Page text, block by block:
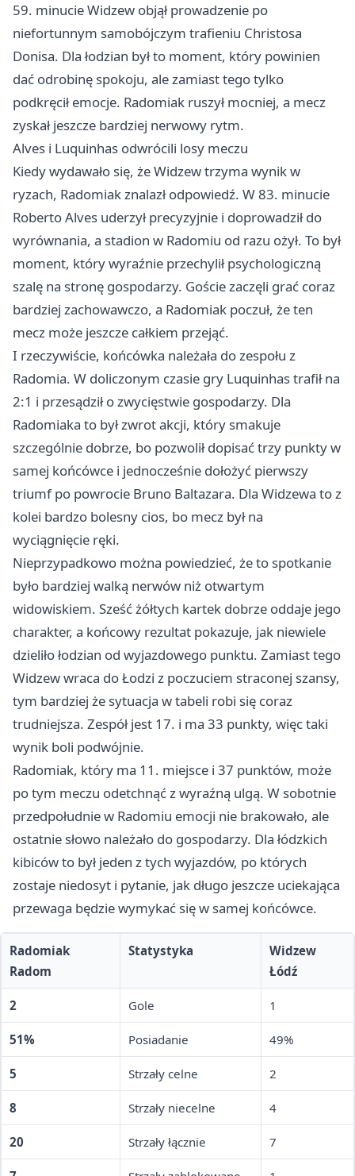
59. minucie Widzew objął prowadzenie po
niefortunnym samobójczym trafieniu Christosa
Donisa. Dla łodzian był to moment, który powinien
dać odrobinę spokoju, ale zamiast tego tylko
podkręcił emocje. Radomiak ruszył mocniej, a mecz
zyskał jeszcze bardziej nerwowy rytm.
Alves i Luquinhas odwrócili losy meczu
Kiedy wydawało się, że Widzew trzyma wynik w
ryzach, Radomiak znalazł odpowiedź. W 83. minucie
Roberto Alves uderzył precyzyjnie i doprowadził do
wyrównania, a stadion w Radomiu od razu ożył. To był
moment, który wyraźnie przechylił psychologiczną
szalę na stronę gospodarzy. Goście zaczęli grać coraz
bardziej zachowawczo, a Radomiak poczuł, że ten
mecz może jeszcze całkiem przejąć.
I rzeczywiście, końcówka należała do zespołu z
Radomia. W doliczonym czasie gry Luquinhas trafił na
2:1 i przesądził o zwycięstwie gospodarzy. Dla
Radomiaka to był zwrot akcji, który smakuje
szczególnie dobrze, bo pozwolił dopisać trzy punkty w
samej końcówce i jednocześnie dołożyć pierwszy
triumf po powrocie Bruno Baltazara. Dla Widzewa to z
kolei bardzo bolesny cios, bo mecz był na
wyciągnięcie ręki.
Nieprzypadkowo można powiedzieć, że to spotkanie
było bardziej walką nerwów niż otwartym
widowiskiem. Sześć żółtych kartek dobrze oddaje jego
charakter, a końcowy rezultat pokazuje, jak niewiele
dzieliło łodzian od wyjazdowego punktu. Zamiast tego
Widzew wraca do Łodzi z poczuciem straconej szansy,
tym bardziej że sytuacja w tabeli robi się coraz
trudniejsza. Zespół jest 17. i ma 33 punkty, więc taki
wynik boli podwójnie.
Radomiak, który ma 11. miejsce i 37 punktów, może
po tym meczu odetchnąć z wyraźną ulgą. W sobotnie
przedpołudnie w Radomiu emocji nie brakowało, ale
ostatnie słowo należało do gospodarzy. Dla łódzkich
kibiców to był jeden z tych wyjazdów, po których
zostaje niedosyt i pytanie, jak długo jeszcze uciekająca
przewaga będzie wymykać się w samej końcówce.
Radomiak
Radom
Statystyka
Widzew
Łódź
2 Gole 1
51% Posiadanie 49%
5 Strzały celne 2
8 Strzały niecelne 4
20 Strzały łącznie 7